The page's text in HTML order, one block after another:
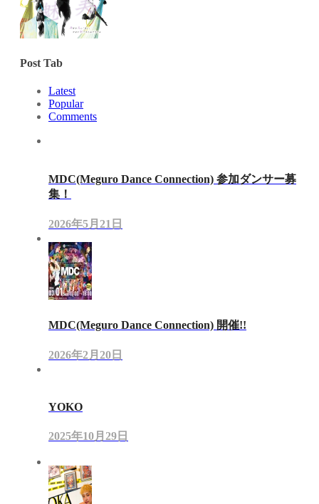
Post Tab
Latest
Popular
Comments
MDC(Meguro Dance Connection) 参加ダンサー募
集！
2026年5月21日
MDC(Meguro Dance Connection) 開催!!
2026年2月20日
YOKO
2025年10月29日